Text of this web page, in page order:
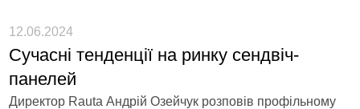
12.06.2024
Сучасні тенденції на ринку сендвіч-
панелей
Директор Rauta Андрій Озейчук розповів профільному